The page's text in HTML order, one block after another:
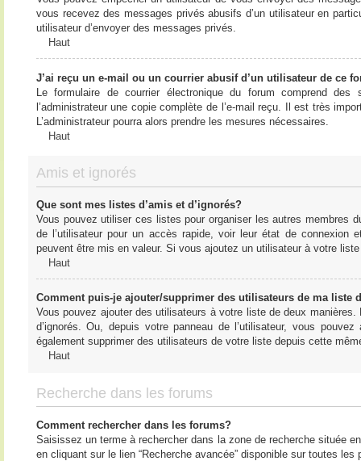
vous recevez des messages privés abusifs d’un utilisateur en
utilisateur d’envoyer des messages privés.
Haut
J’ai reçu un e-mail ou un courrier abusif d’un utilisateur de ce
Le formulaire de courrier électronique du forum comprend
l’administrateur une copie complète de l’e-mail reçu. Il est très
L’administrateur pourra alors prendre les mesures nécessaires.
Haut
Amis et ignorés
Que sont mes listes d’amis et d’ignorés?
Vous pouvez utiliser ces listes pour organiser les autres membres
de l’utilisateur pour un accès rapide, voir leur état de connexion
peuvent être mis en valeur. Si vous ajoutez un utilisateur à votre
Haut
Comment puis-je ajouter/supprimer des utilisateurs de ma liste
Vous pouvez ajouter des utilisateurs à votre liste de deux
d’ignorés. Ou, depuis votre panneau de l’utilisateur, vous
également supprimer des utilisateurs de votre liste depuis cette
Haut
Recherche dans les forums
Comment rechercher dans les forums?
Saisissez un terme à rechercher dans la zone de recherche située
en cliquant sur le lien “Recherche avancée” disponible sur toutes